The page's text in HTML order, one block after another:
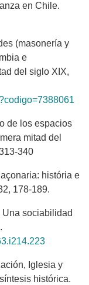
en Chile.
(masonería y
e
del siglo XIX,
de los espacios
mitad del
340
história e
178-189.
Una sociabilidad
Iglesia y
histórica.